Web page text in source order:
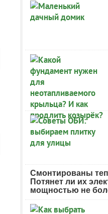
Смонтированы
Потянет ли их
мощностью не